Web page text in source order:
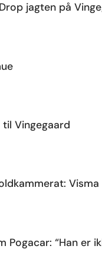
jagten på
Vingegaard
“Han er